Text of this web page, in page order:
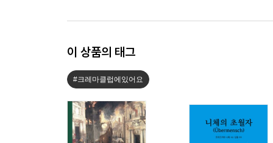
이 상품의 태그
#크레마클럽에있어요